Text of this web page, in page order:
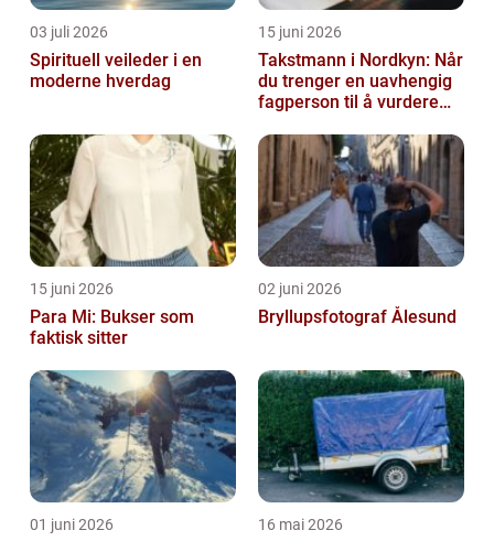
03 juli 2026
Spirituell veileder i en
moderne hverdag
15 juni 2026
Takstmann i Nordkyn: Når
du trenger en uavhengig
fagperson til å vurdere
15 juni 2026
Para Mi: Bukser som
faktisk sitter
02 juni 2026
Bryllupsfotograf Ålesund
01 juni 2026 16 mai 2026